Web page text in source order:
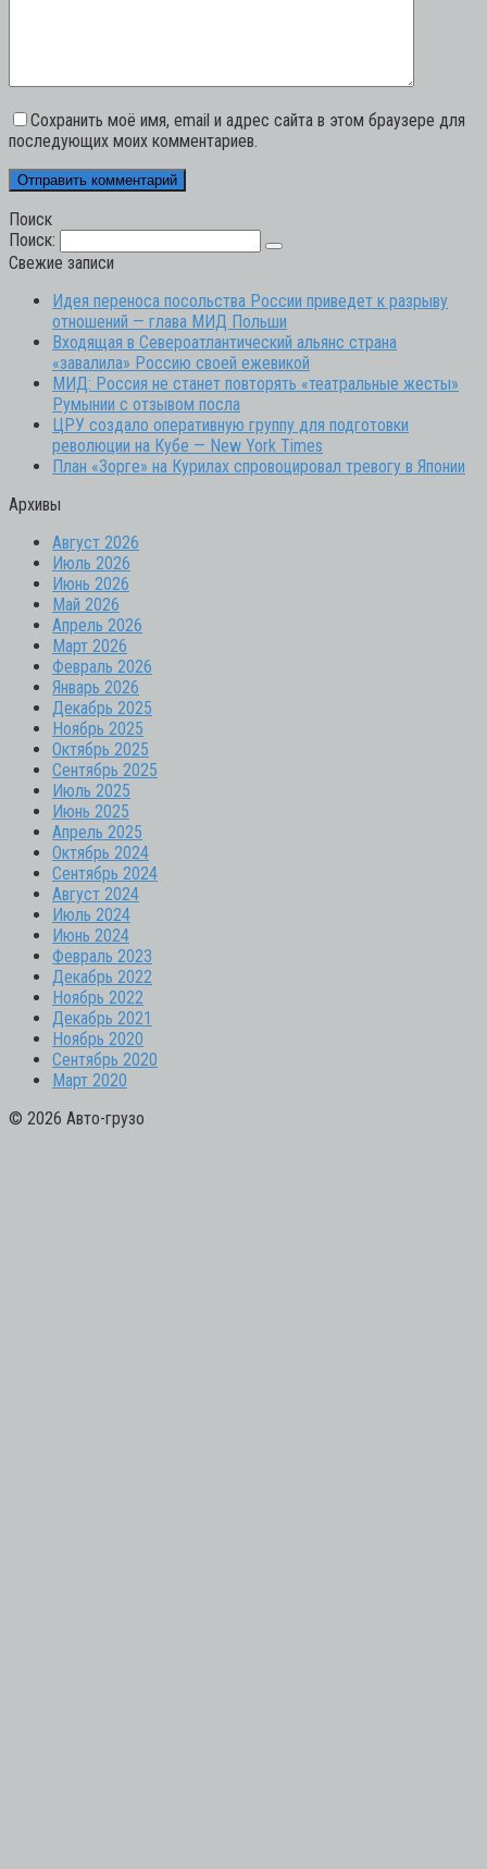
Сохранить моё имя, email и адрес сайта в этом браузере для
последующих моих комментариев.
Поиск
Поиск:
Свежие записи
Идея переноса посольства России приведет к разрыву
отношений — глава МИД Польши
Входящая в Североатлантический альянс страна
«завалила» Россию своей ежевикой
МИД: Россия не станет повторять «театральные жесты»
Румынии с отзывом посла
ЦРУ создало оперативную группу для подготовки
революции на Кубе — New York Times
План «Зорге» на Курилах спровоцировал тревогу в Японии
Архивы
Август 2026
Июль 2026
Июнь 2026
Май 2026
Апрель 2026
Март 2026
Февраль 2026
Январь 2026
Декабрь 2025
Ноябрь 2025
Октябрь 2025
Сентябрь 2025
Июль 2025
Июнь 2025
Апрель 2025
Октябрь 2024
Сентябрь 2024
Август 2024
Июль 2024
Июнь 2024
Февраль 2023
Декабрь 2022
Ноябрь 2022
Декабрь 2021
Ноябрь 2020
Сентябрь 2020
Март 2020
© 2026 Авто-грузо